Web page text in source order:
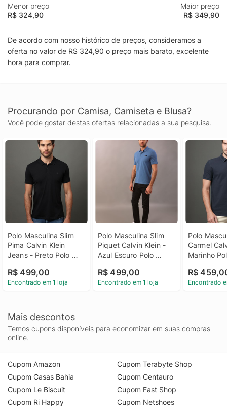
Menor preço
R$ 324,90
Maior preço
R$ 349,90
De acordo com nosso histórico de preços, consideramos a
oferta no valor de R$ 324,90 o preço mais barato, excelente
hora para comprar.
Procurando por Camisa, Camiseta e Blusa?
Você pode gostar destas ofertas relacionadas a sua pesquisa.
Polo Masculina Slim
Pima Calvin Klein
Jeans - Preto Polo
Calvin Klein Jeans
Preto Ggg
R$ 499,00
Encontrado em 1 loja
Polo Masculina Slim
Piquet Calvin Klein -
Azul Escuro Polo
Calvin Klein Azul
Escuro Gg
R$ 499,00
Encontrado em 1 loja
Polo
Carmel
Marinho
Carmel
Marinho Pp
R$
Encontrado
Mais descontos
Temos cupons disponíveis para economizar em suas compras
online.
Cupom Amazon
Cupom Casas Bahia
Cupom Le Biscuit
Cupom Ri Happy
Cupom Terabyte Shop
Cupom Centauro
Cupom Fast Shop
Cupom Netshoes